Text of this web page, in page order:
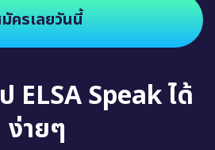
ครเลยวันนี้
ELSA Speak ได้
ง่ายๆ